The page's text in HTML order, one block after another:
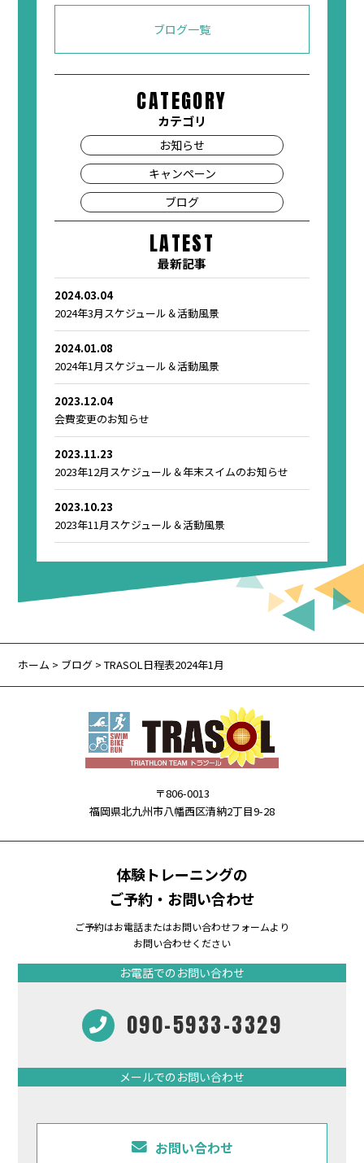
ブログ一覧
CATEGORY
カテゴリ
お知らせ
キャンペーン
ブログ
LATEST
最新記事
2024.03.04
2024年3月スケジュール＆活動風景
2024.01.08
2024年1月スケジュール＆活動風景
2023.12.04
会費変更のお知らせ
2023.11.23
2023年12月スケジュール＆年末スイムのお知らせ
2023.10.23
2023年11月スケジュール＆活動風景
ホーム > ブログ > TRASOL日程表2024年1月
〒806-0013
福岡県北九州市八幡西区清納2丁目9-28
体験トレーニングの
ご予約・お問い合わせ
ご予約はお電話またはお問い合わせフォームより
お問い合わせください
お電話でのお問い合わせ
090-5933-3329
メールでのお問い合わせ
お問い合わせ